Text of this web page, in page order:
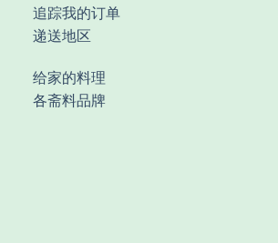
追踪我的订单
递送地区
给家的料理
各斋料品牌